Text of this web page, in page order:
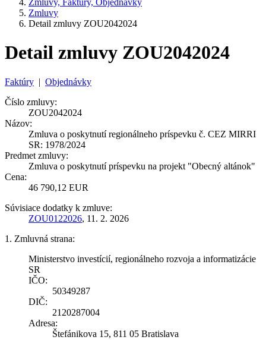
Zmluvy, Faktúry, Objednávky
Zmluvy
Detail zmluvy ZOU2042024
Detail zmluvy ZOU2042024
Faktúry | Objednávky
Číslo zmluvy:
ZOU2042024
Názov:
Zmluva o poskytnutí regionálneho príspevku č. CEZ MIRRI
SR: 1978/2024
Predmet zmluvy:
Zmluva o poskytnutí príspevku na projekt "Obecný altánok"
Cena:
46 790,12 EUR
Súvisiace dodatky k zmluve:
ZOU0122026, 11. 2. 2026
1. Zmluvná strana:
Ministerstvo investícií, regionálneho rozvoja a informatizácie
SR
IČO:
50349287
DIČ:
2120287004
Adresa:
Štefánikova 15, 811 05 Bratislava